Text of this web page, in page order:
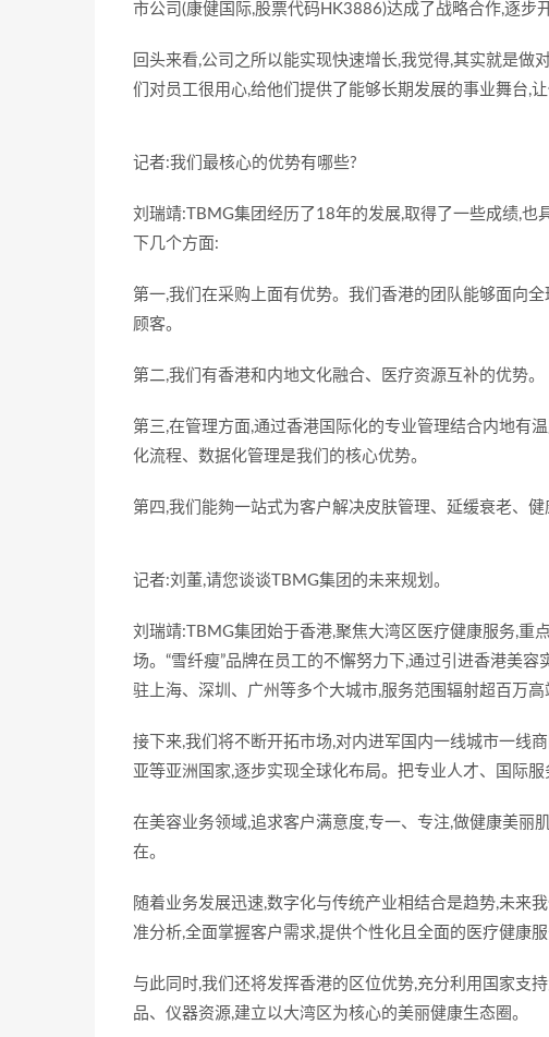
市公司(康健国际,股票代码HK3886)达成了战略合作,逐步
回头来看,公司之所以能实现快速增长,我觉得,其实就是
们对员工很用心,给他们提供了能够长期发展的事业舞台,
记者:我们最核心的优势有哪些?
刘瑞靖:TBMG集团经历了18年的发展,取得了一些成绩,也
下几个方面:
第一,我们在采购上面有优势。我们香港的团队能够面向
顾客。
第二,我们有香港和内地文化融合、医疗资源互补的优势。
第三,在管理方面,通过香港国际化的专业管理结合内地有
化流程、数据化管理是我们的核心优势。
第四,我们能夠一站式为客户解决皮肤管理、延缓衰老、健
记者:刘董,请您谈谈TBMG集团的未来规划。
刘瑞靖:TBMG集团始于香港,聚焦大湾区医疗健康服务,重
场。“雪纤瘦”品牌在员工的不懈努力下,通过引进香港美
驻上海、深圳、广州等多个大城市,服务范围辐射超百万高
接下来,我们将不断开拓市场,对内进军国内一线城市一线
亚等亚洲国家,逐步实现全球化布局。把专业人才、国际
在美容业务领域,追求客户满意度,专一、专注,做健康美丽
在。
随着业务发展迅速,数字化与传统产业相结合是趋势,未来
准分析,全面掌握客户需求,提供个性化且全面的医疗健康服
与此同时,我们还将发挥香港的区位优势,充分利用国家支
品、仪器资源,建立以大湾区为核心的美丽健康生态圈。